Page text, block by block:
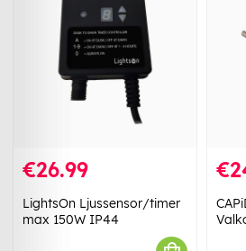
€26.99
LightsOn Ljussensor/timer
max 150W IP44